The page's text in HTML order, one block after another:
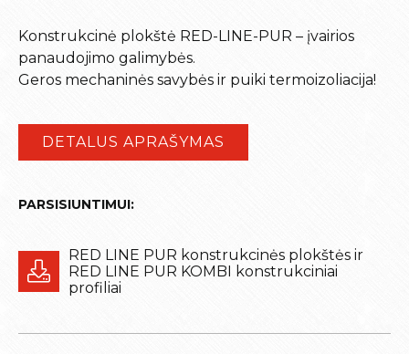
Konstrukcinė plokštė RED-LINE-PUR – įvairios
panaudojimo galimybės.
Geros mechaninės savybės ir puiki termoizoliacija!
DETALUS APRAŠYMAS
PARSISIUNTIMUI:
RED LINE PUR konstrukcinės plokštės ir
RED LINE PUR KOMBI konstrukciniai
profiliai